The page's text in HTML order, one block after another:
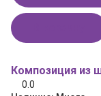
Композиция из
0.0